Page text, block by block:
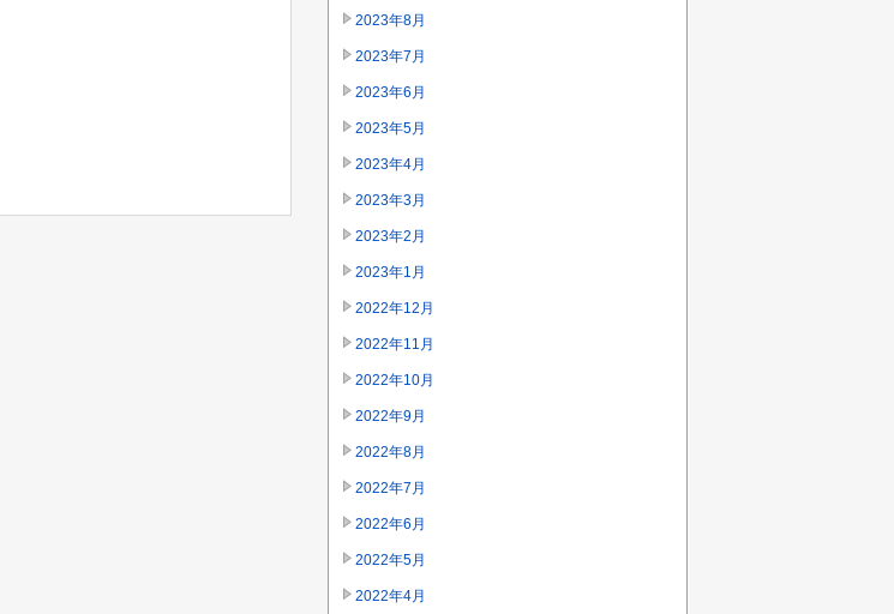
2023年8月
2023年7月
2023年6月
2023年5月
2023年4月
2023年3月
2023年2月
2023年1月
2022年12月
2022年11月
2022年10月
2022年9月
2022年8月
2022年7月
2022年6月
2022年5月
2022年4月